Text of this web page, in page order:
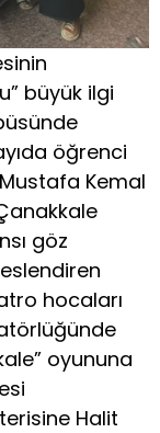
büyük ilgi
öğrenci
Kemal
göz
hocaları
oyununa
Halit